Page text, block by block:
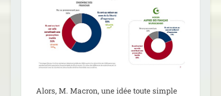
Alors, M. Macron, une idée toute simple